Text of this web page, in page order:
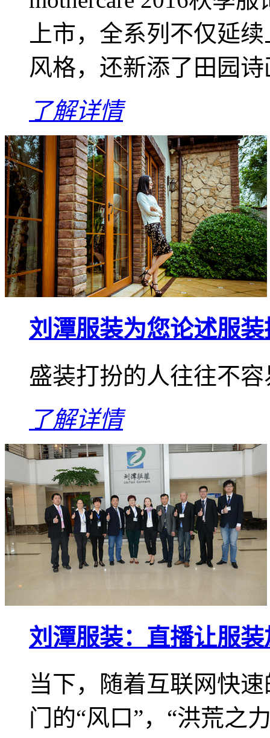
上市，全系列不仅延
风格，还新添了田园
了解详情
刘潭服装为您论述服
盛装打扮的人往往不
了解详情
刘潭服装：直播让服
当下，随着互联网快
门的“风口”，“洪荒之